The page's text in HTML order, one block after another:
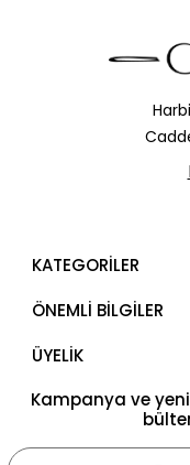
KATEGORİLER
ÖNEMLİ BİLGİLER
ÜYELİK
Kampanya ve